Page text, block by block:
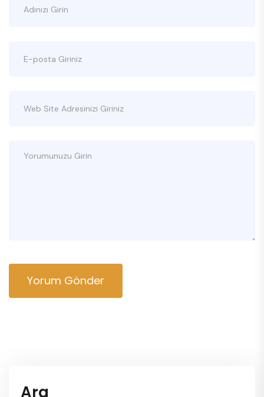
Yorum Gönder
Ara